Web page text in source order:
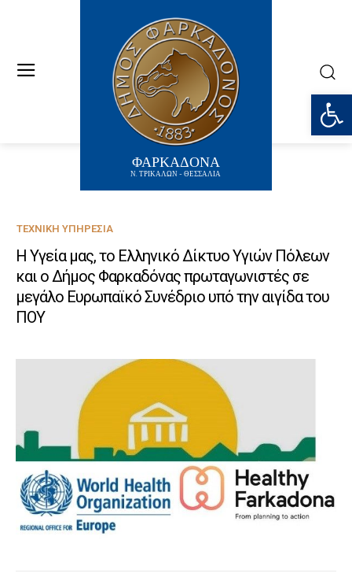
ΦΑΡΚΑΔΟΝΑ
Ν. ΤΡΙΚΑΛΩΝ - ΘΕΣΣΑΛΙΑ
ΤΕΧΝΙΚΉ ΥΠΗΡΕΣΊΑ
Η Υγεία μας, το Ελληνικό Δίκτυο Υγιών Πόλεων
και ο Δήμος Φαρκαδόνας πρωταγωνιστές σε
μεγάλο Ευρωπαϊκό Συνέδριο υπό την αιγίδα του
ΠΟΥ